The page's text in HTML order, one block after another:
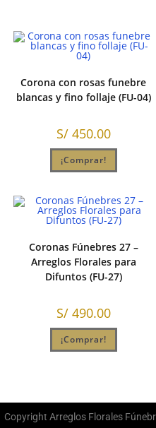
Corona con rosas funebre
blancas y fino follaje (FU-04)
S/450.00
¡Comprar!
Coronas Fúnebres 27 –
Arreglos Florales para
Difuntos (FU-27)
S/490.00
¡Comprar!
Copyright Arreglos Florales